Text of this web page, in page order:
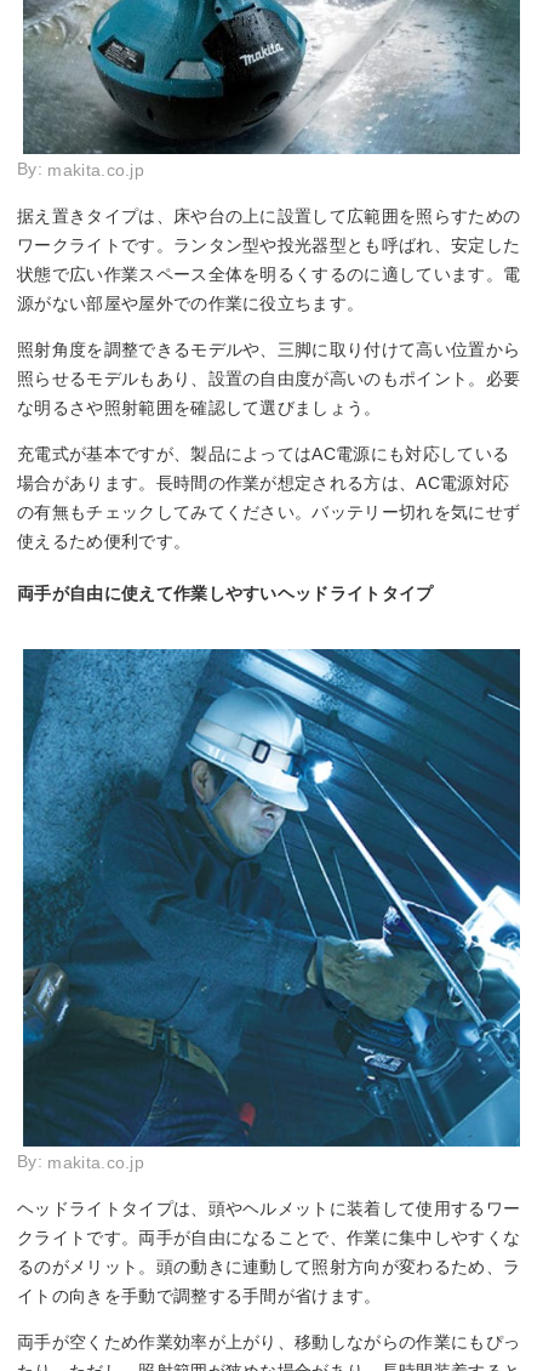
By: makita.co.jp
据え置きタイプは、床や台の上に設置して広範囲を照らすための
ワークライトです。ランタン型や投光器型とも呼ばれ、安定した
状態で広い作業スペース全体を明るくするのに適しています。電
源がない部屋や屋外での作業に役立ちます。
照射角度を調整できるモデルや、三脚に取り付けて高い位置から
照らせるモデルもあり、設置の自由度が高いのもポイント。必要
な明るさや照射範囲を確認して選びましょう。
充電式が基本ですが、製品によってはAC電源にも対応している
場合があります。長時間の作業が想定される方は、AC電源対応
の有無もチェックしてみてください。バッテリー切れを気にせず
使えるため便利です。
両手が自由に使えて作業しやすいヘッドライトタイプ
By: makita.co.jp
ヘッドライトタイプは、頭やヘルメットに装着して使用するワー
クライトです。両手が自由になることで、作業に集中しやすくな
るのがメリット。頭の動きに連動して照射方向が変わるため、ラ
イトの向きを手動で調整する手間が省けます。
両手が空くため作業効率が上がり、移動しながらの作業にもぴっ